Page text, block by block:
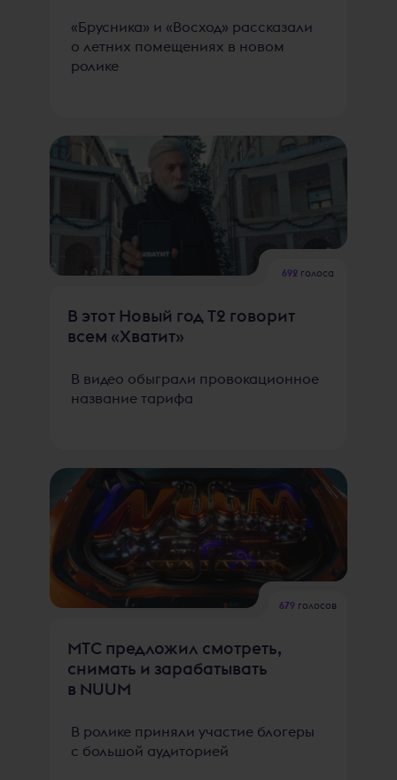
«Брусника» и «Восход» рассказали
о летних помещениях в новом
ролике
692голоса
В этот Новый год T2 говорит
всем «Хватит»
В видео обыграли провокационное
название тарифа
679голосов
МТС предложил смотреть,
снимать и зарабатывать
в NUUM
В ролике приняли участие блогеры
с большой аудиторией